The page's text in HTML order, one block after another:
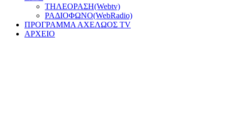
ΤΗΛΕΟΡΑΣΗ(Webtv)
ΡΑΔΙΟΦΩΝΟ(WebRadio)
ΠΡΟΓΡΑΜΜΑ ΑΧΕΛΩΟΣ TV
ΑΡΧΕΙΟ